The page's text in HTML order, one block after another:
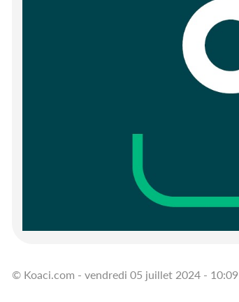
© Koaci.com - vendredi 05 juillet 2024 - 10:09